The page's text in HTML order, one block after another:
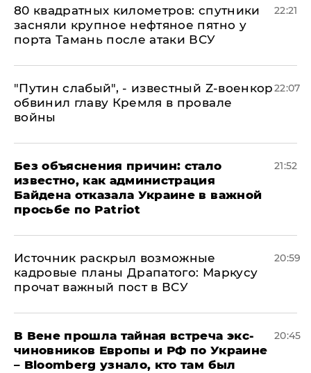
80 квадратных километров: спутники
засняли крупное нефтяное пятно у
порта Тамань после атаки ВСУ
22:21
​"Путин слабый", - известный Z-военкор
обвинил главу Кремля в провале
войны
22:07
Без объяснения причин: стало
известно, как администрация
Байдена отказала Украине в важной
просьбе по Patriot
21:52
​Источник раскрыл возможные
кадровые планы Драпатого: Маркусу
прочат важный пост в ВСУ
20:59
В Вене прошла тайная встреча экс-
чиновников Европы и РФ по Украине
– Bloomberg узнало, кто там был
20:45